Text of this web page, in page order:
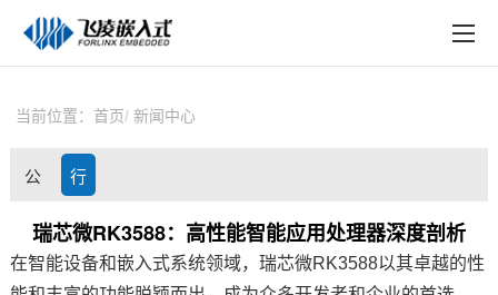
技术与支持
在线文档
在线购买
当前位置： 首页 新闻中心
公
司
动
行
业
资
瑞芯微RK3588：高性能智能应用处理器深度剖析
在智能设备和嵌入式系统领域， 瑞芯微RK3588以其卓越的性